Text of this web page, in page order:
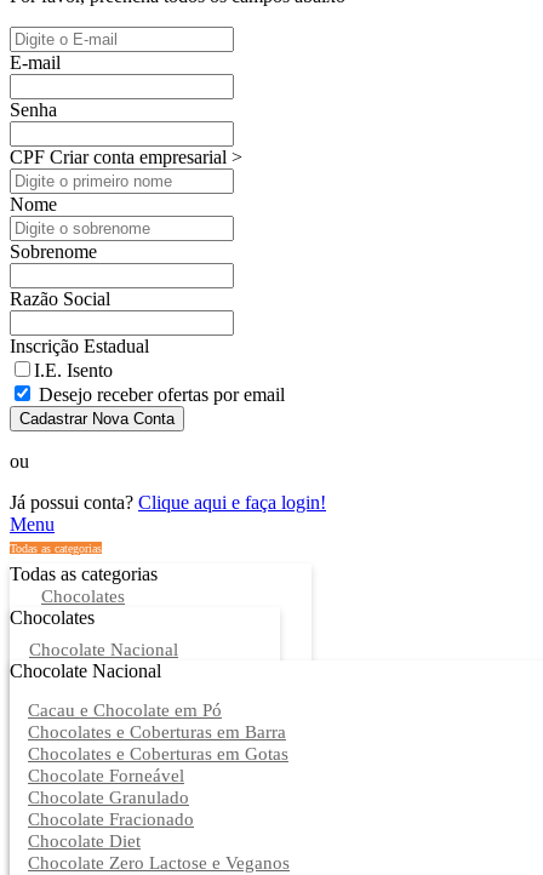
E-mail
Senha
CPF Criar conta empresarial >
Nome
Sobrenome
Razão Social
Inscrição Estadual
I.E. Isento
Desejo receber ofertas por email
Cadastrar Nova Conta
ou
Já possui conta? Clique aqui e faça login!
Menu
Todas as categorias
Todas as categorias
Chocolates
Chocolates
Chocolate Nacional
Chocolate Nacional
Cacau e Chocolate em Pó
Chocolates e Coberturas em Barra
Chocolates e Coberturas em Gotas
Chocolate Forneável
Chocolate Granulado
Chocolate Fracionado
Chocolate Diet
Chocolate Zero Lactose e Veganos